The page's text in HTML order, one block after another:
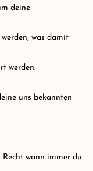
deine
was damit
werden.
uns bekannten
wann immer du